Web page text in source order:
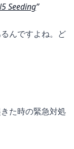
Seeding
んですよね。ど
た時の緊急対処